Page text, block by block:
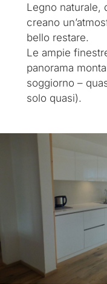
Legno naturale,
creano
bello restare.
Le ampie
panorama
soggiorno –
solo quasi).